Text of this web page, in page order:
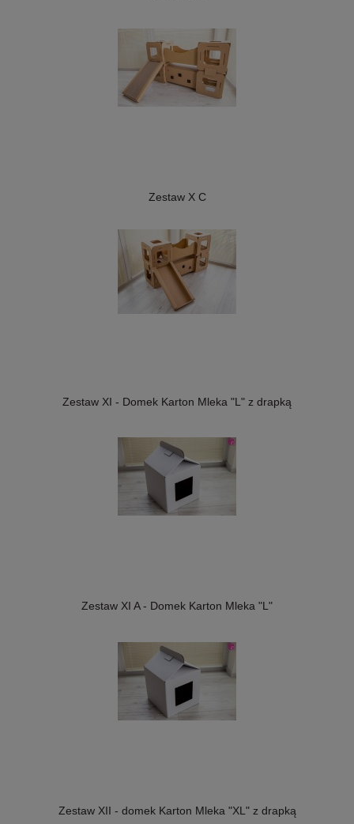
Zestaw X C
Zestaw XI - Domek Karton Mleka "L" z drapką
Zestaw XI A - Domek Karton Mleka "L"
Zestaw XII - domek Karton Mleka "XL" z drapką